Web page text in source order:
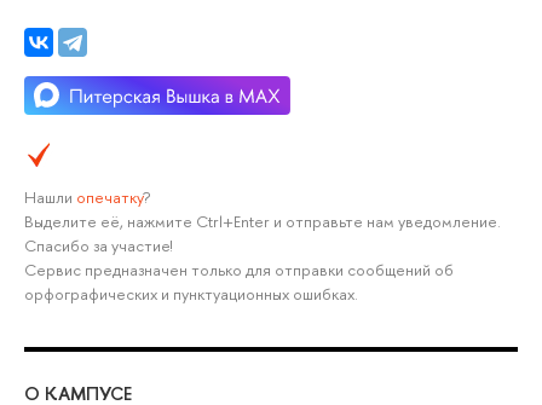
Нашли опечатку?
Выделите её, нажмите Ctrl+Enter и отправьте нам уведомление.
Спасибо за участие!
Сервис предназначен только для отправки сообщений об
орфографических и пунктуационных ошибках.
О КАМПУСЕ